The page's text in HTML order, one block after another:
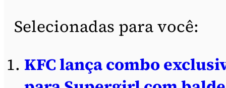
Selecionadas para você:
KFC lança combo